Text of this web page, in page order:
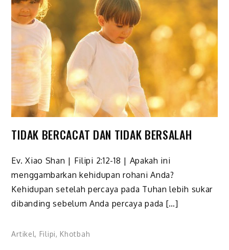
TIDAK BERCACAT DAN TIDAK BERSALAH
Ev. Xiao Shan | Filipi 2:12-18 | Apakah ini
menggambarkan kehidupan rohani Anda?
Kehidupan setelah percaya pada Tuhan lebih sukar
dibanding sebelum Anda percaya pada […]
Artikel, Filipi, Khotbah